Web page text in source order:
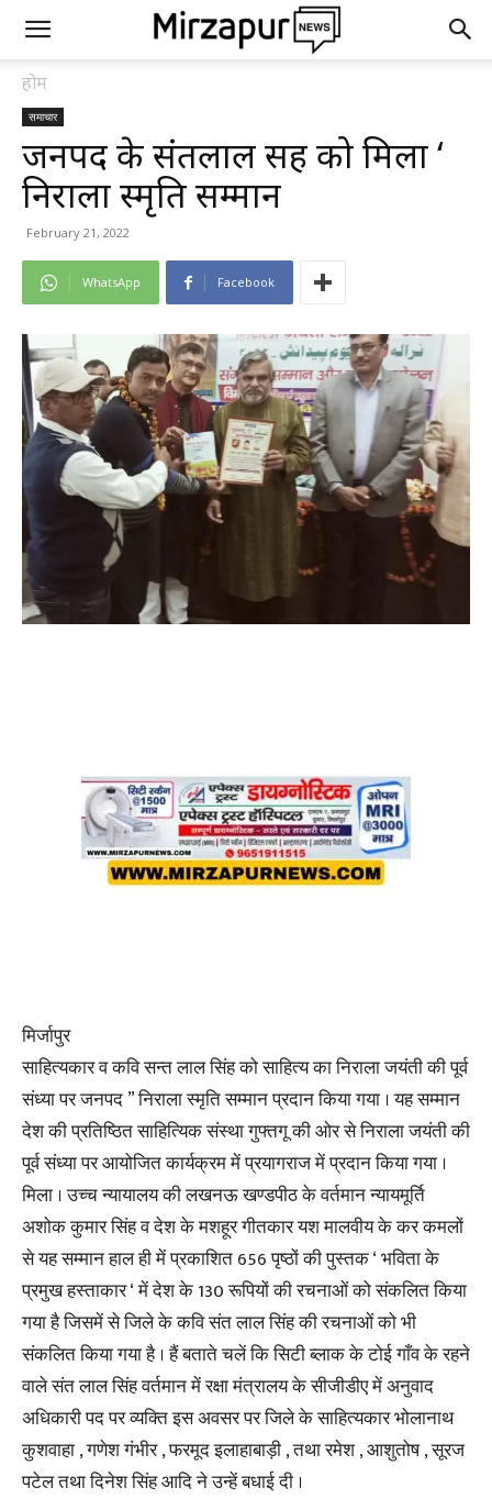
होम
समाचार
जनपद के संतलाल सिंह को मिला ‘
निराला स्मृति सम्मान
February 21, 2022
WhatsApp Facebook
मिर्जापुर
साहित्यकार व कवि सन्त लाल सिंह को साहित्य का निराला जयंती की पूर्व
संध्या पर जनपद ” निराला स्मृति सम्मान प्रदान किया गया । यह सम्मान
देश की प्रतिष्ठित साहित्यिक संस्था गुफ्तगू की ओर से निराला जयंती की
पूर्व संध्या पर आयोजित कार्यक्रम में प्रयागराज में प्रदान किया गया ।
मिला । उच्च न्यायालय की लखनऊ खण्डपीठ के वर्तमान न्यायमूर्ति
अशोक कुमार सिंह व देश के मशहूर गीतकार यश मालवीय के कर कमलों
से यह सम्मान हाल ही में प्रकाशित 656 पृष्ठों की पुस्तक ‘ भविता के
प्रमुख हस्ताकार ‘ में देश के 130 रूपियों की रचनाओं को संकलित किया
गया है जिसमें से जिले के कवि संत लाल सिंह की रचनाओं को भी
संकलित किया गया है । हैं बताते चलें कि सिटी ब्लाक के टोई गाँव के रहने
वाले संत लाल सिंह वर्तमान में रक्षा मंत्रालय के सीजीडीए में अनुवाद
अधिकारी पद पर व्यक्ति इस अवसर पर जिले के साहित्यकार भोलानाथ
कुशवाहा , गणेश गंभीर , फरमूद इलाहाबाड़ी , तथा रमेश , आशुतोष , सूरज
पटेल तथा दिनेश सिंह आदि ने उन्हें बधाई दी ।